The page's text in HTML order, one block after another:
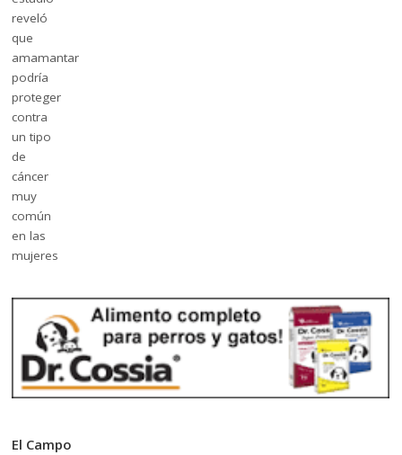
El Campo